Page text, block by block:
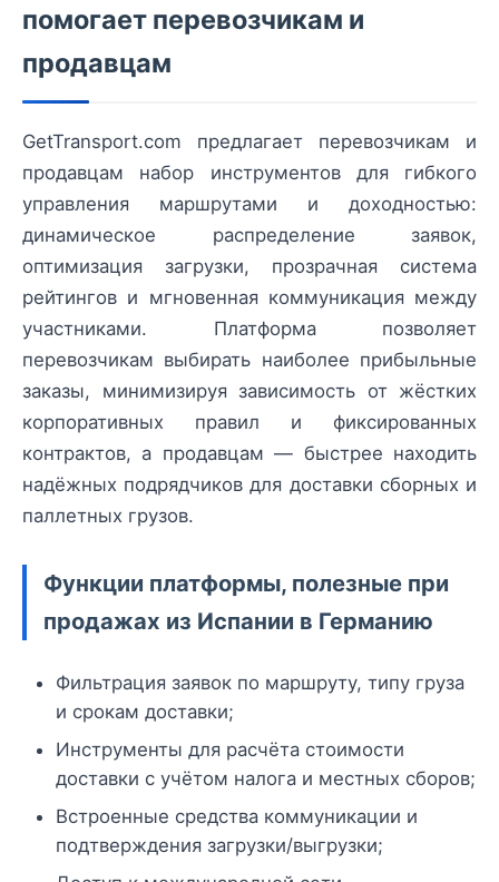
помогает перевозчикам и
продавцам
GetTransport.com предлагает перевозчикам и
продавцам набор инструментов для гибкого
управления маршрутами и доходностью:
динамическое распределение заявок,
оптимизация загрузки, прозрачная система
рейтингов и мгновенная коммуникация между
участниками. Платформа позволяет
перевозчикам выбирать наиболее прибыльные
заказы, минимизируя зависимость от жёстких
корпоративных правил и фиксированных
контрактов, а продавцам — быстрее находить
надёжных подрядчиков для доставки сборных и
паллетных грузов.
Функции платформы, полезные при
продажах из Испании в Германию
Фильтрация заявок по маршруту, типу груза
и срокам доставки;
Инструменты для расчёта стоимости
доставки с учётом налога и местных сборов;
Встроенные средства коммуникации и
подтверждения загрузки/выгрузки;